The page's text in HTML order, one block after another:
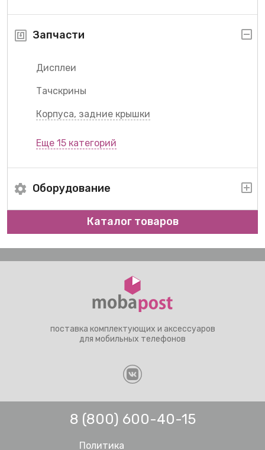
Запчасти
Дисплеи
Тачскрины
Корпуса, задние крышки
Еще 15 категорий
Оборудование
Каталог товаров
поставка комплектующих и аксессуаров
для мобильных телефонов
8 (800) 600-40-15
Политика